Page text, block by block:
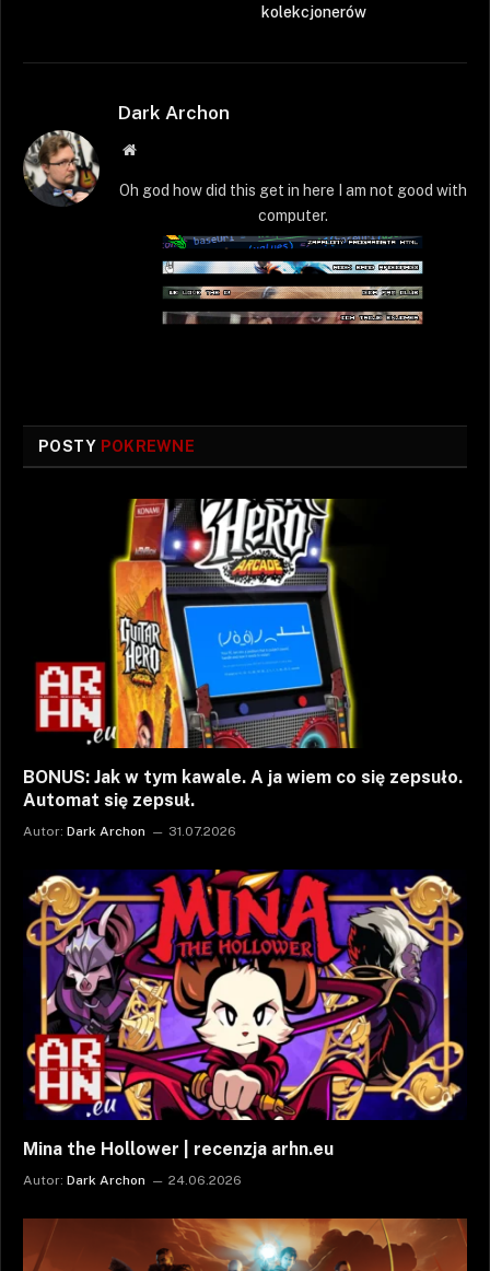
kolekcjonerów
Dark Archon
Strona
Oh god how did this get in here I am not good with
computer.
POSTY POKREWNE
BONUS: Jak w tym kawale. A ja wiem co się zepsuło.
Automat się zepsuł.
Autor: Dark Archon 31.07.2026
Mina the Hollower | recenzja arhn.eu
Autor: Dark Archon 24.06.2026